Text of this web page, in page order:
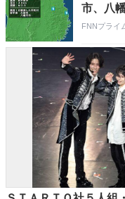
市、八
FNNプライ